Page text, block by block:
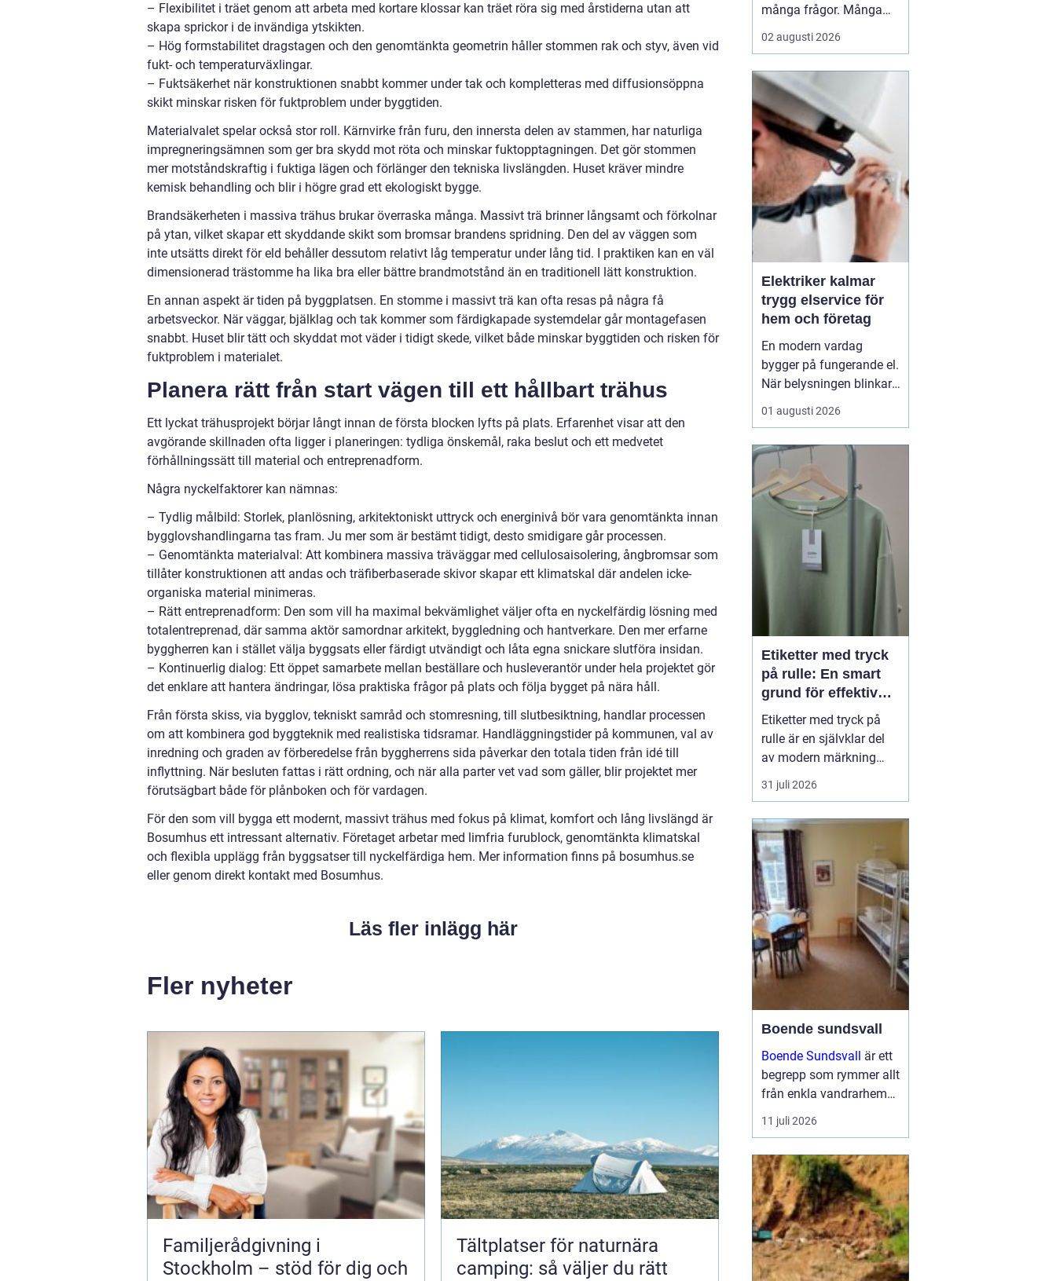
– Flexibilitet i träet genom att arbeta med kortare klossar kan träet röra sig med årstiderna utan att
skapa sprickor i de invändiga ytskikten.
– Hög formstabilitet dragstagen och den genomtänkta geometrin håller stommen rak och styv, även vid
fukt- och temperaturväxlingar.
– Fuktsäkerhet när konstruktionen snabbt kommer under tak och kompletteras med diffusionsöppna
skikt minskar risken för fuktproblem under byggtiden.
Materialvalet spelar också stor roll. Kärnvirke från furu, den innersta delen av stammen, har naturliga
impregneringsämnen som ger bra skydd mot röta och minskar fuktopptagningen. Det gör stommen
mer motståndskraftig i fuktiga lägen och förlänger den tekniska livslängden. Huset kräver mindre
kemisk behandling och blir i högre grad ett ekologiskt bygge.
Brandsäkerheten i massiva trähus brukar överraska många. Massivt trä brinner långsamt och förkolnar
på ytan, vilket skapar ett skyddande skikt som bromsar brandens spridning. Den del av väggen som
inte utsätts direkt för eld behåller dessutom relativt låg temperatur under lång tid. I praktiken kan en väl
dimensionerad trästomme ha lika bra eller bättre brandmotstånd än en traditionell lätt konstruktion.
En annan aspekt är tiden på byggplatsen. En stomme i massivt trä kan ofta resas på några få
arbetsveckor. När väggar, bjälklag och tak kommer som färdigkapade systemdelar går montagefasen
snabbt. Huset blir tätt och skyddat mot väder i tidigt skede, vilket både minskar byggtiden och risken för
fuktproblem i materialet.
Planera rätt från start vägen till ett hållbart trähus
Ett lyckat trähusprojekt börjar långt innan de första blocken lyfts på plats. Erfarenhet visar att den
avgörande skillnaden ofta ligger i planeringen: tydliga önskemål, raka beslut och ett medvetet
förhållningssätt till material och entreprenadform.
Några nyckelfaktorer kan nämnas:
– Tydlig målbild: Storlek, planlösning, arkitektoniskt uttryck och energinivå bör vara genomtänkta innan
bygglovshandlingarna tas fram. Ju mer som är bestämt tidigt, desto smidigare går processen.
– Genomtänkta materialval: Att kombinera massiva träväggar med cellulosaisolering, ångbromsar som
tillåter konstruktionen att andas och träfiberbaserade skivor skapar ett klimatskal där andelen icke-
organiska material minimeras.
– Rätt entreprenadform: Den som vill ha maximal bekvämlighet väljer ofta en nyckelfärdig lösning med
totalentreprenad, där samma aktör samordnar arkitekt, byggledning och hantverkare. Den mer erfarne
byggherren kan i stället välja byggsats eller färdigt utvändigt och låta egna snickare slutföra insidan.
– Kontinuerlig dialog: Ett öppet samarbete mellan beställare och husleverantör under hela projektet gör
det enklare att hantera ändringar, lösa praktiska frågor på plats och följa bygget på nära håll.
Från första skiss, via bygglov, tekniskt samråd och stomresning, till slutbesiktning, handlar processen
om att kombinera god byggteknik med realistiska tidsramar. Handläggningstider på kommunen, val av
inredning och graden av förberedelse från byggherrens sida påverkar den totala tiden från idé till
inflyttning. När besluten fattas i rätt ordning, och när alla parter vet vad som gäller, blir projektet mer
förutsägbart både för plånboken och för vardagen.
För den som vill bygga ett modernt, massivt trähus med fokus på klimat, komfort och lång livslängd är
Bosumhus ett intressant alternativ. Företaget arbetar med limfria furublock, genomtänkta klimatskal
och flexibla upplägg från byggsatser till nyckelfärdiga hem. Mer information finns på bosumhus.se
eller genom direkt kontakt med Bosumhus.
Läs fler inlägg här
Fler nyheter
Familjerådgivning i
Stockholm – stöd för dig och
Tältplatser för naturnära
camping: så väljer du rätt
många frågor. Många
undrar när ultraljud kan
göras, vad som går att
undersökningen kan
säga något om barnets
hälsa. Tidigt ultraljud
har utvecklats mycket de
senaste åren och
används i dag bå...
02 augusti 2026
Elektriker kalmar
trygg elservice för
hem och företag
En modern vardag
bygger på fungerande el.
När belysningen blinkar,
propparna går eller en ny
laddbox ska på plats
lösningar. En kunnig
elektriker ser till att
anläggningen är säker,
laglig och anpassad
efter verkliga behov. I K...
01 augusti 2026
Etiketter med tryck
på rulle: En smart
grund för effektiv
märkning
Etiketter med tryck på
rulle är en självklar del
av modern märkning
inom industri, handel
och logistik. Oavsett om
handel eller tekniska
produkter krävs
lösningar som är
effektiva, drif...
31 juli 2026
Boende sundsvall
Boende Sundsvall är ett
begrepp som rymmer allt
från enkla vandrarhem
till hotell och
långtidsboenden, och
som passar många olika
behov och plånböcker.
Boende sundsvall för...
11 juli 2026